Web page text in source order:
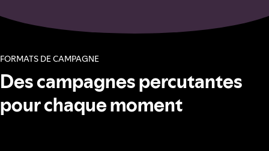
FORMATS DE CAMPAGNE
Des campagnes percutantes
pour chaque moment